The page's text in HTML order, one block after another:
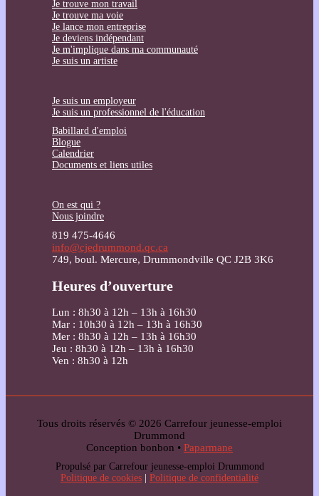
Je trouve mon travail
Je trouve ma voie
Je lance mon entreprise
Je deviens indépendant
Je m'implique dans ma communauté
Je suis un artiste
Je suis un employeur
Je suis un professionnel de l'éducation
Babillard d'emploi
Blogue
Calendrier
Documents et liens utiles
On est qui ?
Nous joindre
819 475-4646
info@cjedrummond.qc.ca
749, boul. Mercure, Drummondville QC J2B 3K6
Heures d’ouverture
Lun : 8h30 à 12h – 13h à 16h30
Mar : 10h30 à 12h – 13h à 16h30
Mer : 8h30 à 12h – 13h à 16h30
Jeu : 8h30 à 12h – 13h à 16h30
Ven : 8h30 à 12h
Tous droits réservés © 2026 Carrefour jeunesse-emploi
Drummond
Conception bonbon • Paparmane
Propulsé par Carrefour jeunesse-emploi Drummond
Politique de cookies | Politique de confidentialité